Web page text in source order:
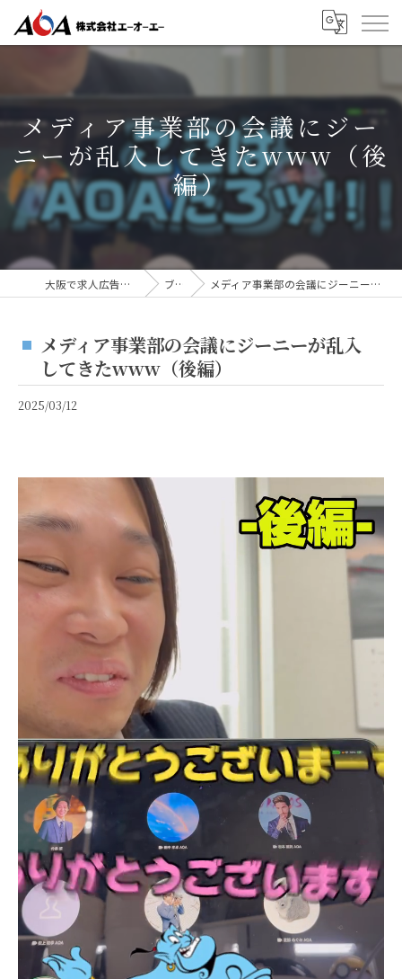
メディア事業部の会議にジー
ニーが乱入してきたwww（後
編）
大阪で求人広告なら株式会社AOA ブログ メディア事業部の会議にジーニーが乱入してきたwww（後編）
メディア事業部の会議にジーニーが乱入
してきたwww（後編）
2025/03/12